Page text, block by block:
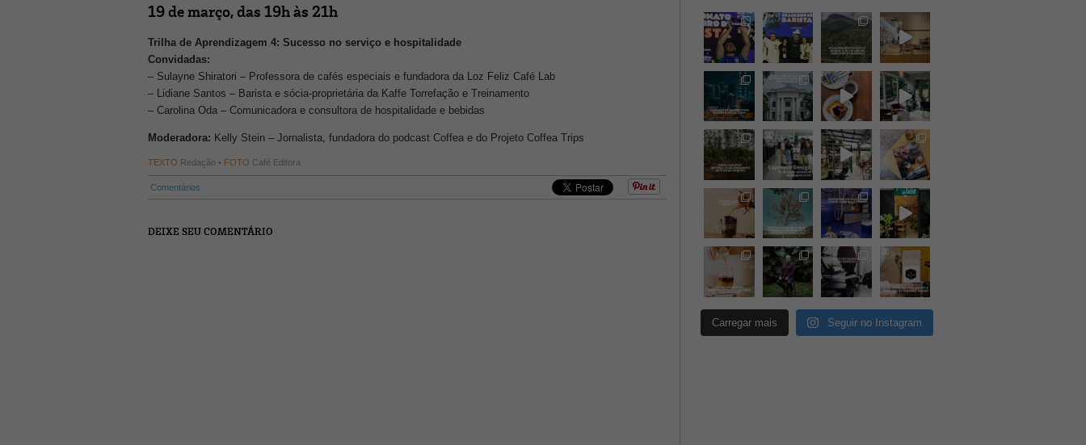
19 de março, das 19h às 21h
Trilha de Aprendizagem 4: Sucesso no serviço e hospitalidade
Convidadas:
– Sulayne Shiratori – Professora de cafés especiais e fundadora da Loz Feliz Café Lab
– Lidiane Santos – Barista e sócia-proprietária da Kaffe Torrefação e Treinamento
– Carolina Oda – Comunicadora e consultora de hospitalidade e bebidas
Moderadora: Kelly Stein – Jornalista, fundadora do podcast Coffea e do Projeto Coffea Trips
TEXTO Redação • FOTO Café Editora
Comentários
DEIXE SEU COMENTÁRIO
Carregar mais Seguir no Instagram